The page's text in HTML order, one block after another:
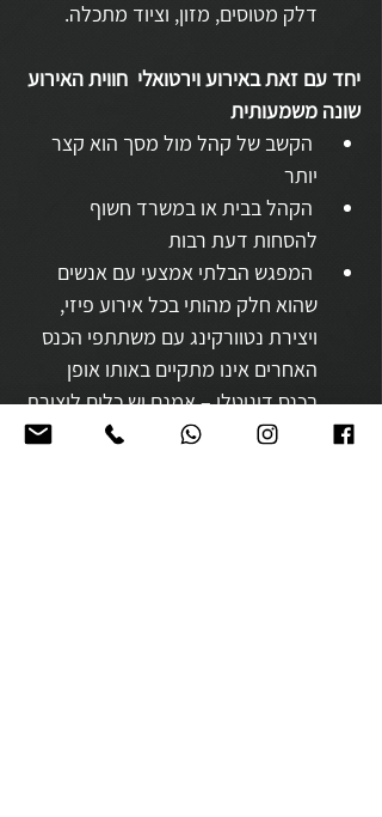
דלק מטוסים, מזון, וציוד מתכלה.
יחד עם זאת באירוע וירטואלי  חווית האירוע
שונה משמעותית
הקשב של קהל מול מסך הוא קצר
יותר
הקהל בבית או במשרד חשוף
להסחות דעת רבות
המפגש הבלתי אמצעי עם אנשים
שהוא חלק מהותי בכל אירוע פיזי,
ויצירת נטוורקינג עם משתתפי הכנס
האחרים אינו מתקיים באותו אופן
בכנס דיגיטלי – אמנם יש כלים ליצירת
נטוורקינג בעולם הדיגיטלי אך הם